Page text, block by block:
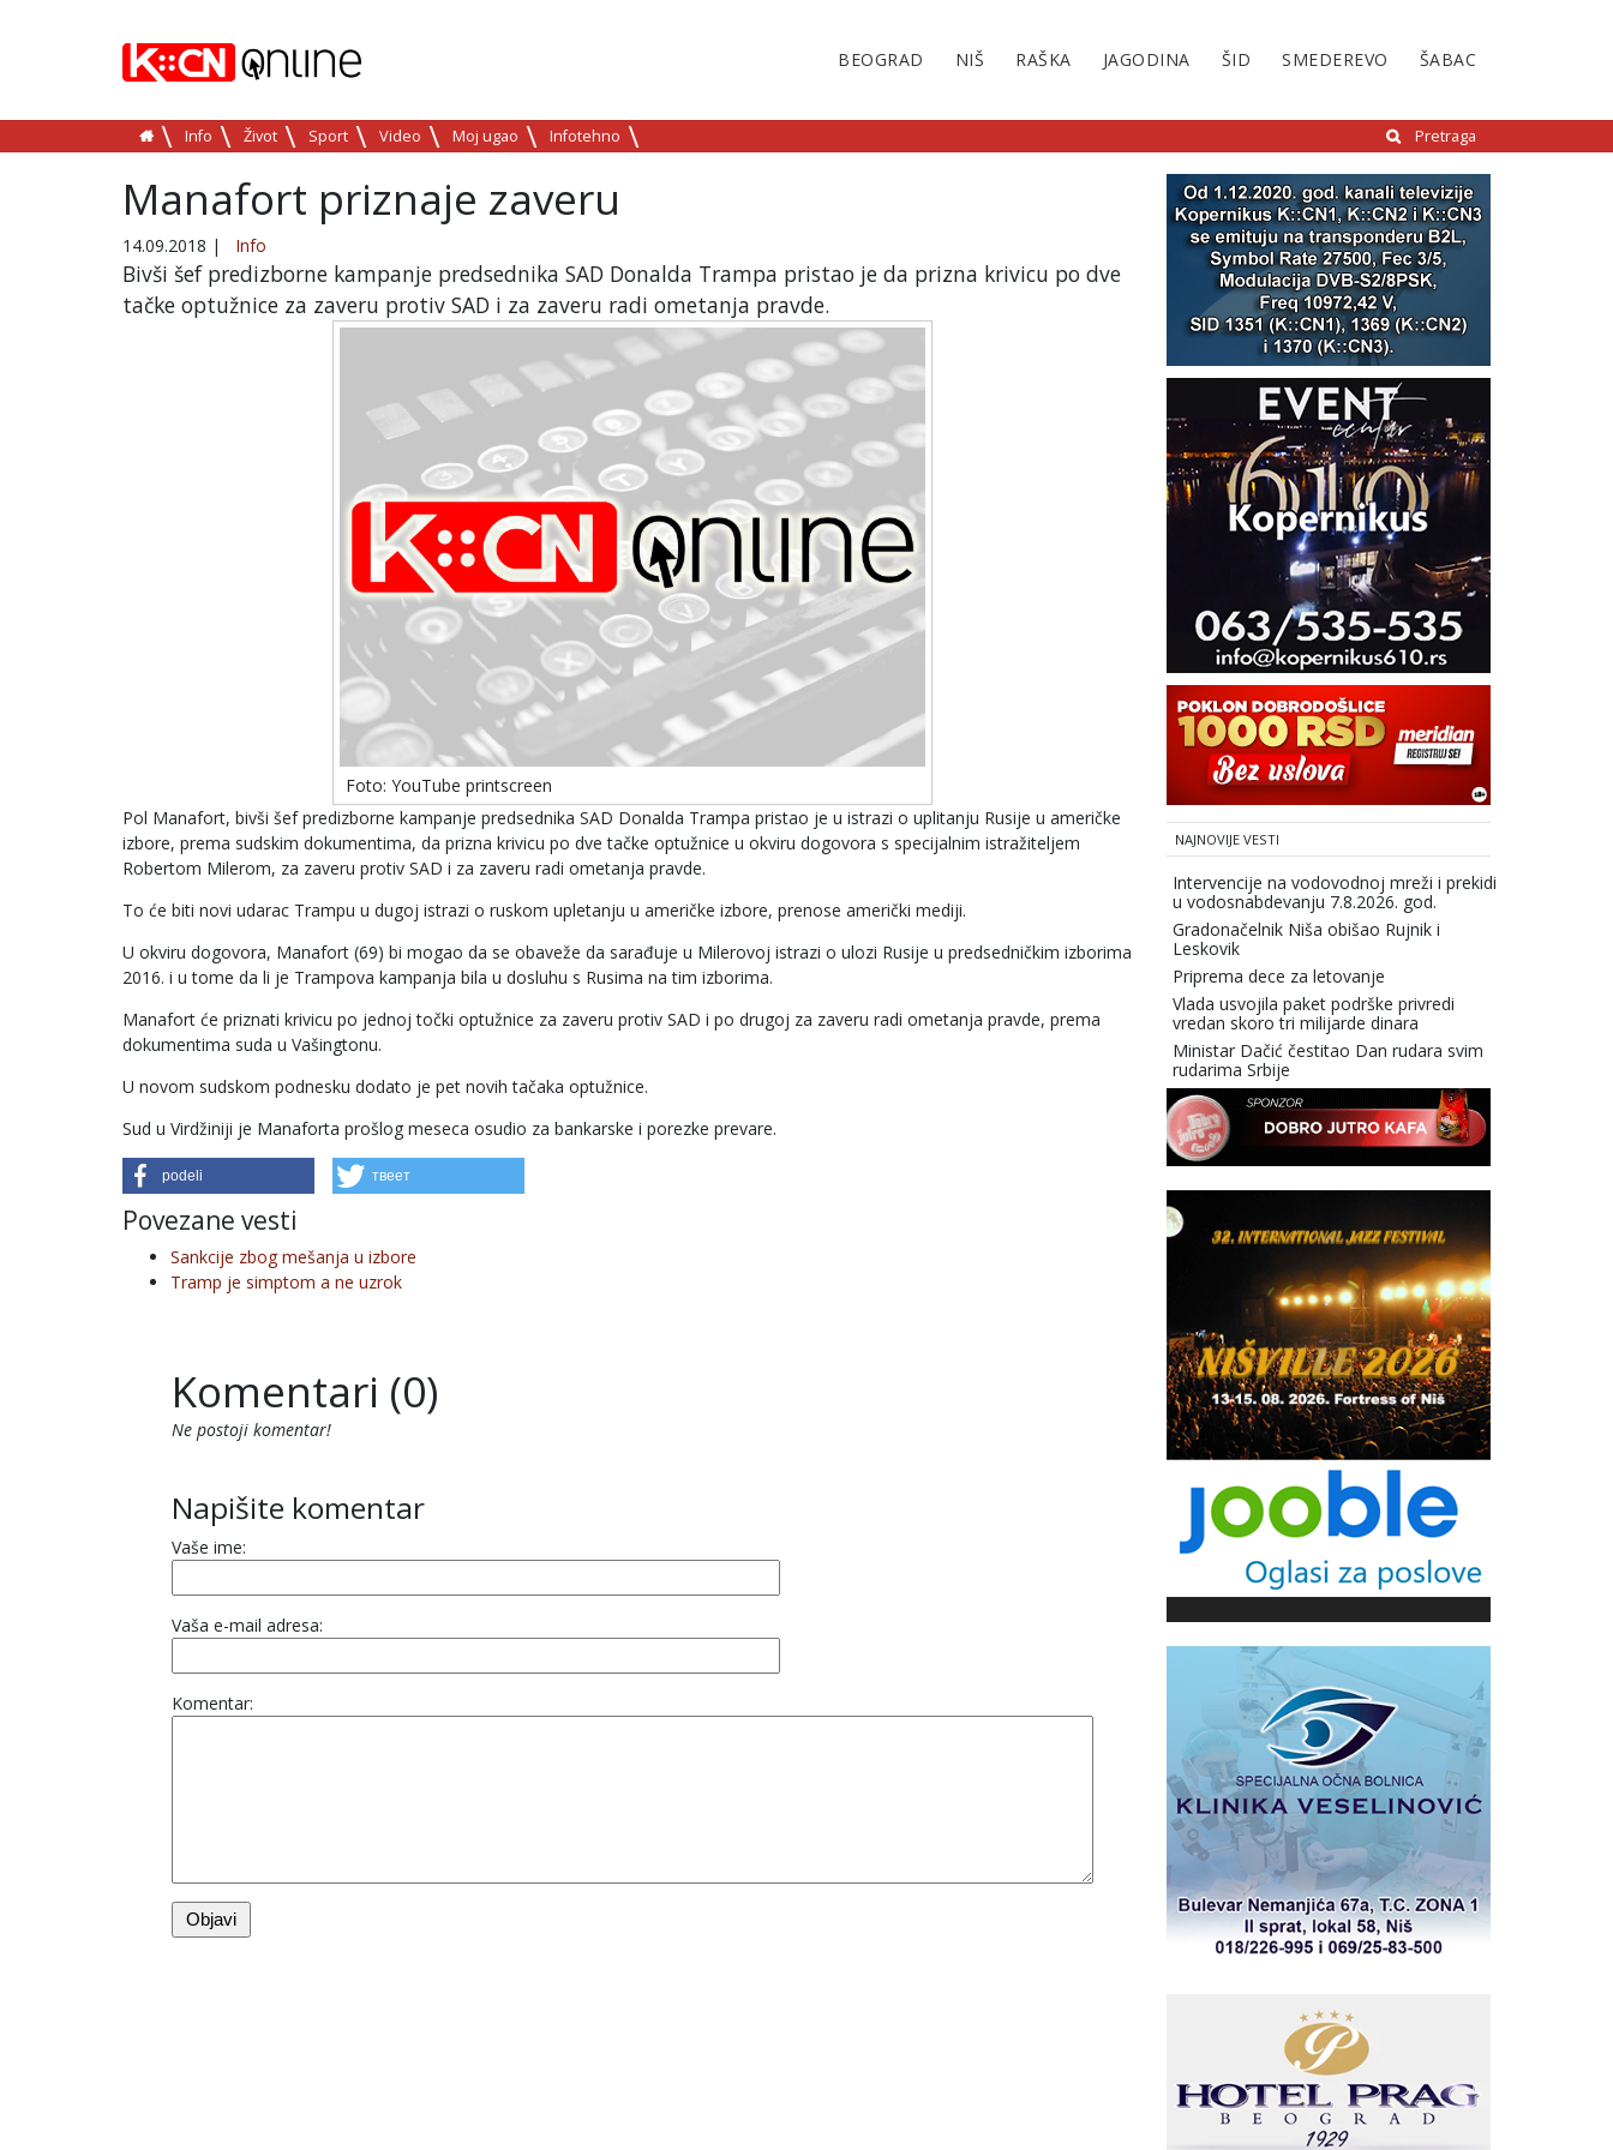
BEOGRAD NIŠ RAŠKA JAGODINA ŠID SMEDEREVO ŠABAC
Info Život Sport Video Moj ugao Infotehno Pretraga
Manafort priznaje zaveru
14.09.2018 | Info
Bivši šef predizborne kampanje predsednika SAD Donalda Trampa pristao je da prizna krivicu po dve
tačke optužnice za zaveru protiv SAD i za zaveru radi ometanja pravde.
Foto: YouTube printscreen
Pol Manafort, bivši šef predizborne kampanje predsednika SAD Donalda Trampa pristao je u istrazi o uplitanju Rusije u američke
izbore, prema sudskim dokumentima, da prizna krivicu po dve tačke optužnice u okviru dogovora s specijalnim istražiteljem
Robertom Milerom, za zaveru protiv SAD i za zaveru radi ometanja pravde.
To će biti novi udarac Trampu u dugoj istrazi o ruskom upletanju u američke izbore, prenose američki mediji.
U okviru dogovora, Manafort (69) bi mogao da se obaveže da sarađuje u Milerovoj istrazi o ulozi Rusije u predsedničkim izborima
2016. i u tome da li je Trampova kampanja bila u dosluhu s Rusima na tim izborima.
Manafort će priznati krivicu po jednoj točki optužnice za zaveru protiv SAD i po drugoj za zaveru radi ometanja pravde, prema
dokumentima suda u Vašingtonu.
U novom sudskom podnesku dodato je pet novih tačaka optužnice.
Sud u Virdžiniji je Manaforta prošlog meseca osudio za bankarske i porezke prevare.
podeli твеет
Povezane vesti
Sankcije zbog mešanja u izbore
Tramp je simptom a ne uzrok
Komentari (0)
Ne postoji komentar!
Napišite komentar
Vaše ime:
Vaša e-mail adresa:
Komentar:
NAJNOVIJE VESTI
Intervencije na vodovodnoj mreži i prekidi
u vodosnabdevanju 7.8.2026. god.
Gradonačelnik Niša obišao Rujnik i
Leskovik
Priprema dece za letovanje
Vlada usvojila paket podrške privredi
vredan skoro tri milijarde dinara
Ministar Dačić čestitao Dan rudara svim
rudarima Srbije